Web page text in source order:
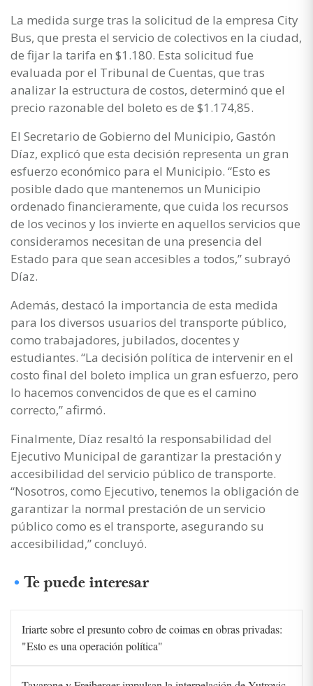
La medida surge tras la solicitud de la empresa City
Bus, que presta el servicio de colectivos en la ciudad,
de fijar la tarifa en $1.180. Esta solicitud fue
evaluada por el Tribunal de Cuentas, que tras
analizar la estructura de costos, determinó que el
precio razonable del boleto es de $1.174,85.
El Secretario de Gobierno del Municipio, Gastón
Díaz, explicó que esta decisión representa un gran
esfuerzo económico para el Municipio. “Esto es
posible dado que mantenemos un Municipio
ordenado financieramente, que cuida los recursos
de los vecinos y los invierte en aquellos servicios que
consideramos necesitan de una presencia del
Estado para que sean accesibles a todos,” subrayó
Díaz.
Además, destacó la importancia de esta medida
para los diversos usuarios del transporte público,
como trabajadores, jubilados, docentes y
estudiantes. “La decisión política de intervenir en el
costo final del boleto implica un gran esfuerzo, pero
lo hacemos convencidos de que es el camino
correcto,” afirmó.
Finalmente, Díaz resaltó la responsabilidad del
Ejecutivo Municipal de garantizar la prestación y
accesibilidad del servicio público de transporte.
“Nosotros, como Ejecutivo, tenemos la obligación de
garantizar la normal prestación de un servicio
público como es el transporte, asegurando su
accesibilidad,” concluyó.
Te puede interesar
Iriarte sobre el presunto cobro de coimas en obras privadas:
"Esto es una operación política"